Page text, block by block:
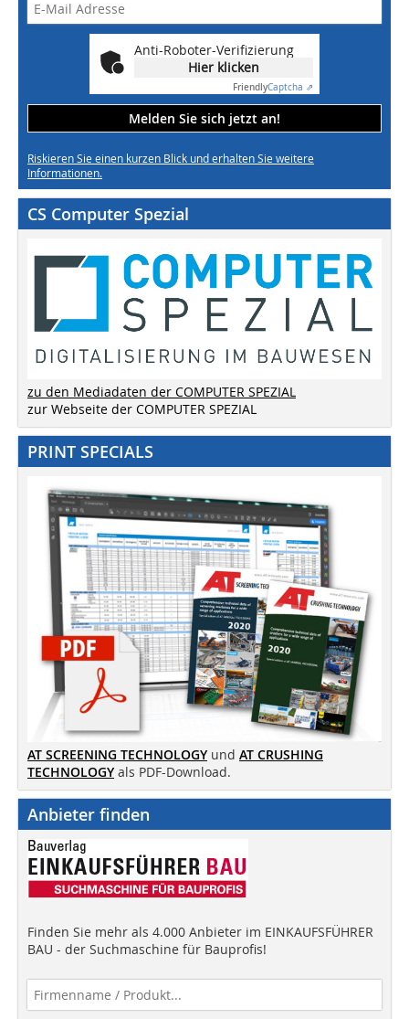
Anti-Roboter-Verifizierung
Hier klicken
FriendlyCaptcha ⇗
Melden Sie sich jetzt an!
Riskieren Sie einen kurzen Blick und erhalten Sie weitere
Informationen.
CS Computer Spezial
zu den Mediadaten der COMPUTER SPEZIAL
zur Webseite der COMPUTER SPEZIAL
PRINT SPECIALS
AT SCREENING TECHNOLOGY und AT CRUSHING
TECHNOLOGY als PDF-Download.
Anbieter finden
Finden Sie mehr als 4.000 Anbieter im EINKAUFSFÜHRER
BAU - der Suchmaschine für Bauprofis!